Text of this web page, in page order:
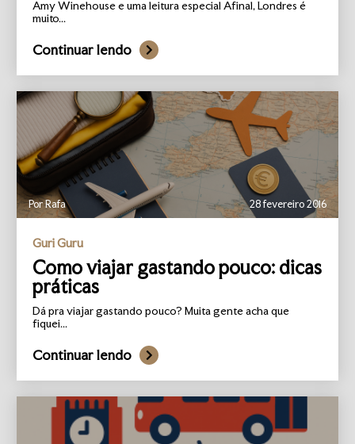
Amy Winehouse e uma leitura especial Afinal, Londres é
muito...
Continuar lendo
Por Rafa 28 fevereiro 2016
Guri Guru
Como viajar gastando pouco: dicas
práticas
Dá pra viajar gastando pouco? Muita gente acha que
fiquei...
Continuar lendo